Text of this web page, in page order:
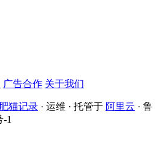
广告合作 关于我们
肥猫记录 · 运维 · 托管于 阿里云 · 鲁
-1